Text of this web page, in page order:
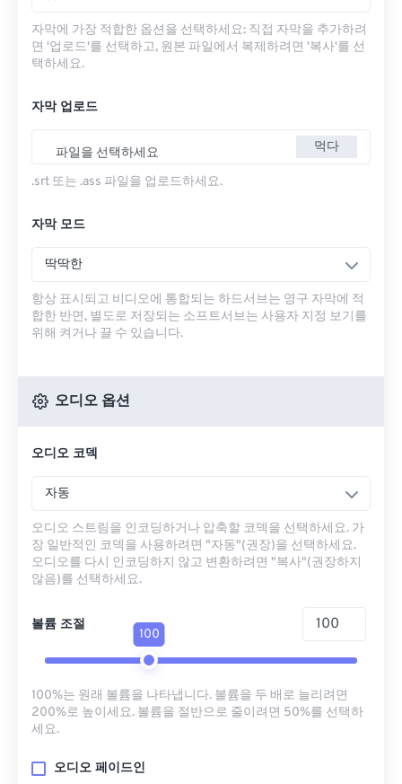
자막에 가장 적합한 옵션을 선택하세요: 직접 자막을 추가하려
면 '업로드'를 선택하고, 원본 파일에서 복제하려면 '복사'를 선
택하세요.
자막 업로드
파일을 선택하세요 먹다
.srt 또는 .ass 파일을 업로드하세요.
자막 모드
딱딱한
항상 표시되고 비디오에 통합되는 하드서브는 영구 자막에 적
합한 반면, 별도로 저장되는 소프트서브는 사용자 지정 보기를
위해 켜거나 끌 수 있습니다.
오디오 옵션
오디오 코덱
자동
오디오 스트림을 인코딩하거나 압축할 코덱을 선택하세요. 가
장 일반적인 코덱을 사용하려면 "자동"(권장)을 선택하세요.
오디오를 다시 인코딩하지 않고 변환하려면 "복사"(권장하지
않음)를 선택하세요.
볼륨 조절
100
100%는 원래 볼륨을 나타냅니다. 볼륨을 두 배로 늘리려면
200%로 높이세요. 볼륨을 절반으로 줄이려면 50%를 선택하
세요.
오디오 페이드인